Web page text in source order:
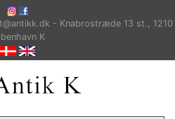
- Knabrostræde 13 st., 1210
K